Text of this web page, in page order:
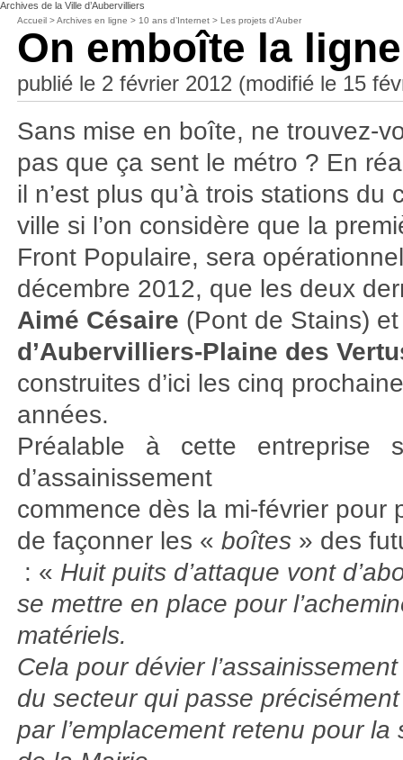
Archives de la Ville d’Aubervilliers
Accueil >Archives en ligne > 10 ans d’Internet >Les projets d’Auber
On emboîte la
publié le 2 février 2012 (modifié le 15
Sans mise en boîte, ne trouvez-
pas que ça sent le métro ? En
il n’est plus qu’à trois stations du
ville si l’on considère que la
Front Populaire, sera
décembre 2012, que les deux
Aimé Césaire (Pont de Stains)
d’Aubervilliers-Plaine des
construites d’ici les cinq
années.
Préalable à cette entreprise
d’assainissement
commence dès la mi-février pour
de façonner les «boîtes » des
: « Huit puits d’attaque vont
se mettre en place pour
matériels.
Cela pour dévier l’assainissement
du secteur qui passe précisément
par l’emplacement retenu pour la